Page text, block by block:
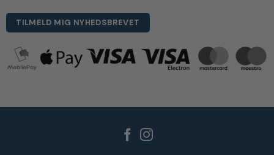
TILMELD MIG NYHEDSBREVET